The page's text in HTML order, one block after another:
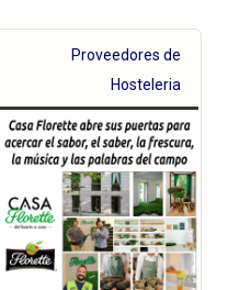
Proveedores de
Hosteleria